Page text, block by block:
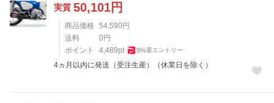
実質 50,101円
商品価格 54,590 円
送料
0 円
ポイント
4,489pt 9%要エントリー
4ヵ月以内に発送（受注生産）（休業日を除く）